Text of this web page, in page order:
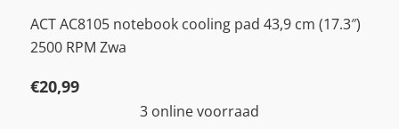
ACT AC8105 notebook cooling pad 43,9 cm (17.3″)
2500 RPM Zwa
€20,99
3 online voorraad